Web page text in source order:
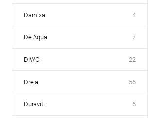
Damixa 4
De Aqua 7
DIWO 22
Dreja 56
Duravit 6